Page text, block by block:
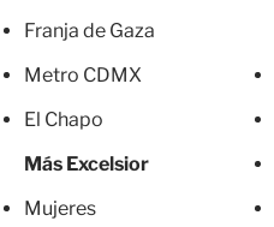
Franja de Gaza
Metro CDMX
El Chapo
Más Excelsior
Mujeres